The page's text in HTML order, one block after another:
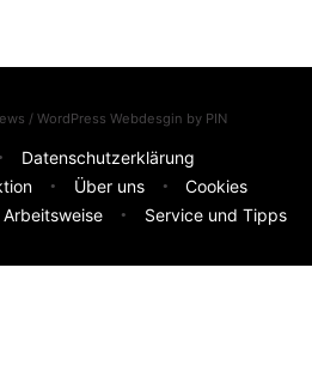
/ WordPress Webdesgin by PIN
Datenschutzerklärung
Über uns
Cookies
Arbeitsweise Service und Tipps